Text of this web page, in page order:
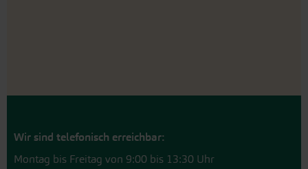
Wir sind telefonisch erreichbar:
Montag bis Freitag von 9:00 bis 13:30 Uhr